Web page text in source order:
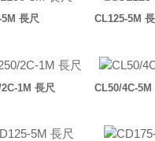
長尺 CL125-5M
1M 長尺 CL50/4C-5M